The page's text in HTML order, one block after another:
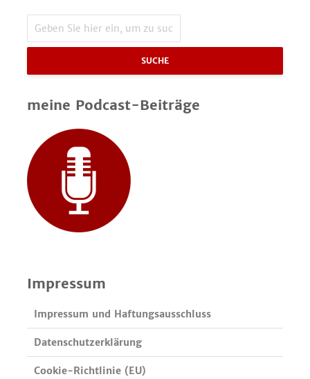
SUCHE
meine Podcast-Beiträge
Impressum
Impressum und Haftungsausschluss
Datenschutzerklärung
Cookie-Richtlinie (EU)